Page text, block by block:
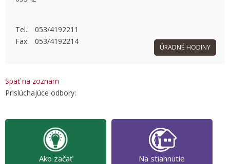
Tel.: 053/4192211
Fax: 053/4192214
ÚRADNÉ HODINY
Späť na zoznam
Prislúchajúce odbory:
Ako začať Na stiahnutie